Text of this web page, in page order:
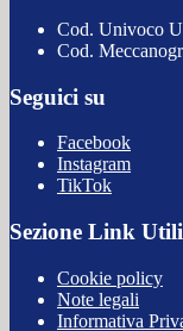
Cod. Univoco
Cod.
Seguici su
Facebook
Instagram
TikTok
Sezione Link Utili
Cookie policy
Note legali
Informativa